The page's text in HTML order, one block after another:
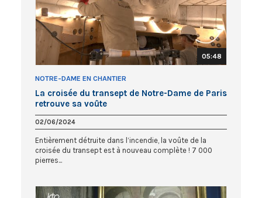
05:48
NOTRE-DAME EN CHANTIER
La croisée du transept de Notre-Dame de Paris
retrouve sa voûte
02/06/2024
Entièrement détruite dans l’incendie, la voûte de la
croisée du transept est à nouveau complète ! 7 000
pierres...